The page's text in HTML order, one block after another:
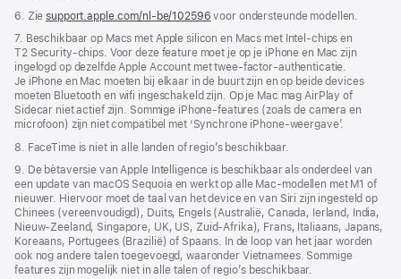
6. Ziesupport.apple.com/nl-be/102596 voor ondersteunde modellen.
7. Beschikbaar op Macs met Apple silicon en Macs met Intel-chips en
T2 Security-chips. Voor deze feature moet je op je iPhone en Mac zijn
ingelogd op dezelfde Apple Account met twee-factor-authenticatie.
Je iPhone en Mac moeten bij elkaar in de buurt zijn en op beide devices
moeten Bluetooth en wifi ingeschakeld zijn. Op je Mac mag AirPlay of
Sidecar niet actief zijn. Sommige iPhone-features (zoals de camera en
microfoon) zijn niet compatibel met ‘Synchrone iPhone-weergave’.
8. FaceTime is niet in alle landen of regio’s beschikbaar.
9. De bètaversie van Apple Intelligence is beschikbaar als onderdeel van
een update van macOS Sequoia en werkt op alle Mac-modellen met M1 of
nieuwer. Hiervoor moet de taal van het device en van Siri zijn ingesteld op
Chinees (vereenvoudigd), Duits, Engels (Australië, Canada, Ierland, India,
Nieuw-Zeeland, Singapore, UK, US, Zuid-Afrika), Frans, Italiaans, Japans,
Koreaans, Portugees (Brazilië) of Spaans. In de loop van het jaar worden
ook nog andere talen toegevoegd, waaronder Vietnamees. Sommige
features zijn mogelijk niet in alle talen of regio’s beschikbaar.